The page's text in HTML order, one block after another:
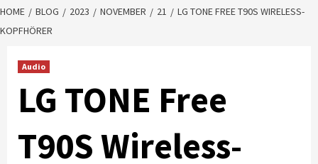
HOME BLOG 2023 NOVEMBER 21
LG TONE FREE T90S WIRELESS-
KOPFHÖRER
Audio
LG TONE Free
T90S Wireless-